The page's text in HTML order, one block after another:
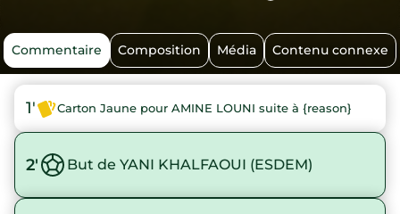
Commentaire Composition Média Contenu connexe
1' Carton Jaune pour AMINE LOUNI suite à {reason}
2' But de YANI KHALFAOUI (ESDEM)